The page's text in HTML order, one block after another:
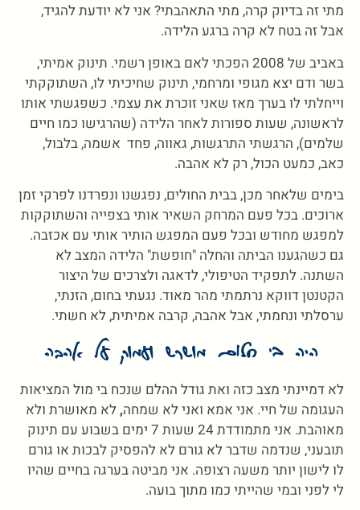
מתי זה בדיוק קרה, מתי התאהבתי? אני לא יודעת להגיד,
אבל זה בטח לא קרה ברגע הלידה.
באביב של 2008 הפכתי לאם באופן רשמי. תינוק אמיתי,
בשר ודם יצא מגופי ומרחמי, תינוק שחיכיתי לו, השתוקקתי
וייחלתי לו בערך מאז שאני זוכרת את עצמי. כשפגשתי אותו
לראשונה, שעות ספורות לאחר הלידה (שהרגישו כמו חיים
שלמים), הרגשתי התרגשות, גאווה, פחד אשמה, בלבול,
כאב, כמעט הכול, רק לא אהבה.
בימים שלאחר מכן, בבית החולים, נפגשנו ונפרדנו לפרקי זמן
ארוכים. בכל פעם המרחק השאיר אותי בצפייה והשתוקקות
למפגש מחודש ובכל פעם המפגש הותיר אותי עם אכזבה.
גם כשהגענו הביתה והחלה "חופשת" הלידה המצב לא
השתנה. לתפקיד הטיפולי, לדאגה ולצרכים של היצור
הקטנטן דווקא נרתמתי מהר מאוד. נגעתי בחום, הזנתי,
ערסלתי ונחמתי, אבל אהבה, קרבה אמיתית, לא חשתי.
היה בי חלום מושרש ועמוק על אהבה
לא דמיינתי מצב כזה ואת גודל ההלם שנכח בי מול המציאות
העגומה של חיי. אני אמא ואני לא שמחה, לא מאושרת ולא
מאוהבת. אני מתמודדת 24 שעות 7 ימים בשבוע עם תינוק
תובעני, שנדמה שדבר לא גורם לא להפסיק לבכות או גורם
לו לישון יותר משעה רצופה. אני מביטה בערגה בחיים שהיו
לי לפני ובמי שהייתי כמו מתוך בועה.